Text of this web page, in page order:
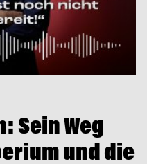
Sein Weg
und die